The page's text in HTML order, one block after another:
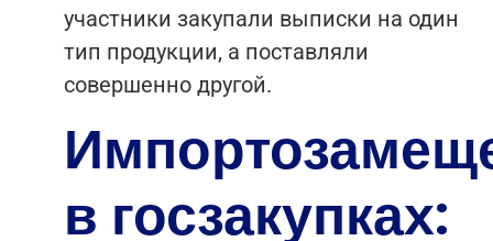
участники закупали выписки на один
тип продукции, а поставляли
совершенно другой.
в госзакупках: